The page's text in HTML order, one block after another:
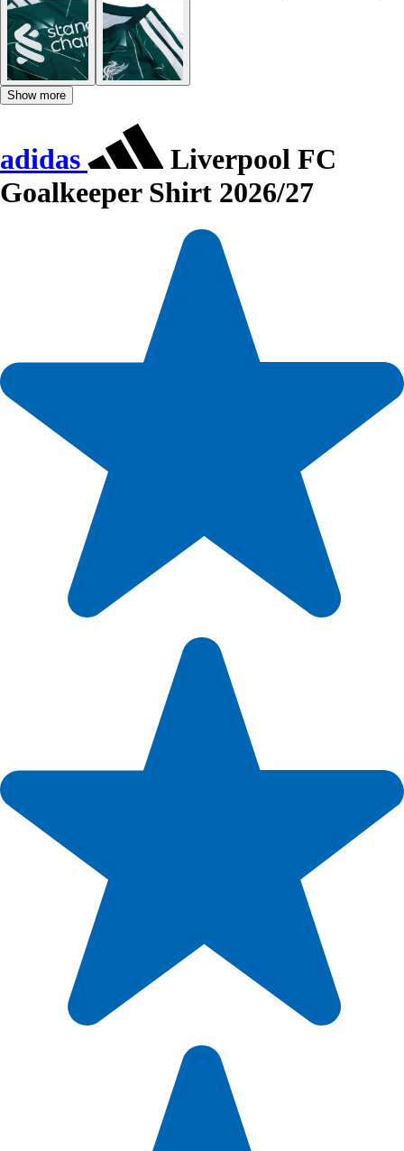
Show more
adidas
Liverpool FC
Goalkeeper Shirt 2026/27